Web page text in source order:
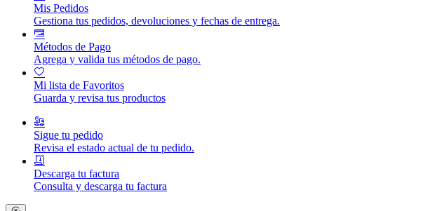
Mis Pedidos
Gestiona tus pedidos, devoluciones y fechas de entrega.
Métodos de Pago
Agrega y valida tus métodos de pago.
Mi lista de Favoritos
Guarda y revisa tus productos
Sigue tu pedido
Revisa el estado actual de tu pedido.
Descarga tu factura
Consulta y descarga tu factura